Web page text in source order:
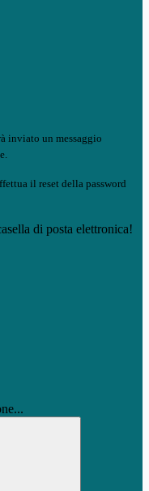
inviato un messaggio
il reset della password
di posta elettronica!